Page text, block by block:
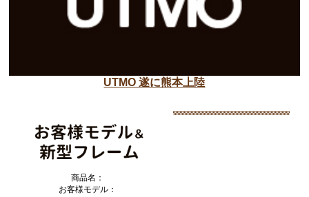
UTMO 遂に熊本上陸
商品名：
お客様モデル：